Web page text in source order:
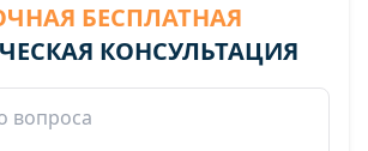
деревня
нп
БЕСПЛАТНАЯ
КОНСУЛЬТАЦИЯ